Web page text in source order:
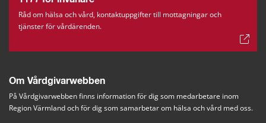
Råd om hälsa och vård, kontaktuppgifter till mottagningar och
tjänster för vårdärenden.
Om Vårdgivarwebben
På Vårdgivarwebben finns information för dig som medarbetare inom
Region Värmland och för dig som samarbetar om hälsa och vård med oss.